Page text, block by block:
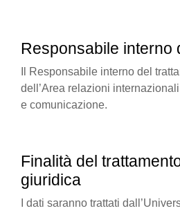
Responsabile interno
Il Responsabile interno del
dell’Area relazioni
e comunicazione.
Finalità del
giuridica
I dati saranno trattati